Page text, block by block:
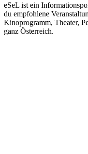
eSeL ist ein
du empfohlene
Kinoprogramm, Theater,
ganz Österreich.